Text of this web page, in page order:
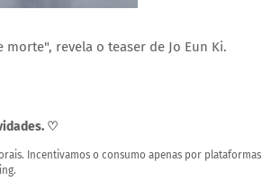
revela o teaser de Jo Eun Ki.
♡
Incentivamos o consumo apenas por plataformas